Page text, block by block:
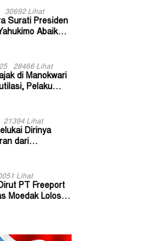
30692 Lihat
Surati Presiden
Abaikan
28466 Lihat
di Manokwari
Pelaku
21394 Lihat
Dirinya
dari
Lihat
PT Freeport
Moedak Lolos